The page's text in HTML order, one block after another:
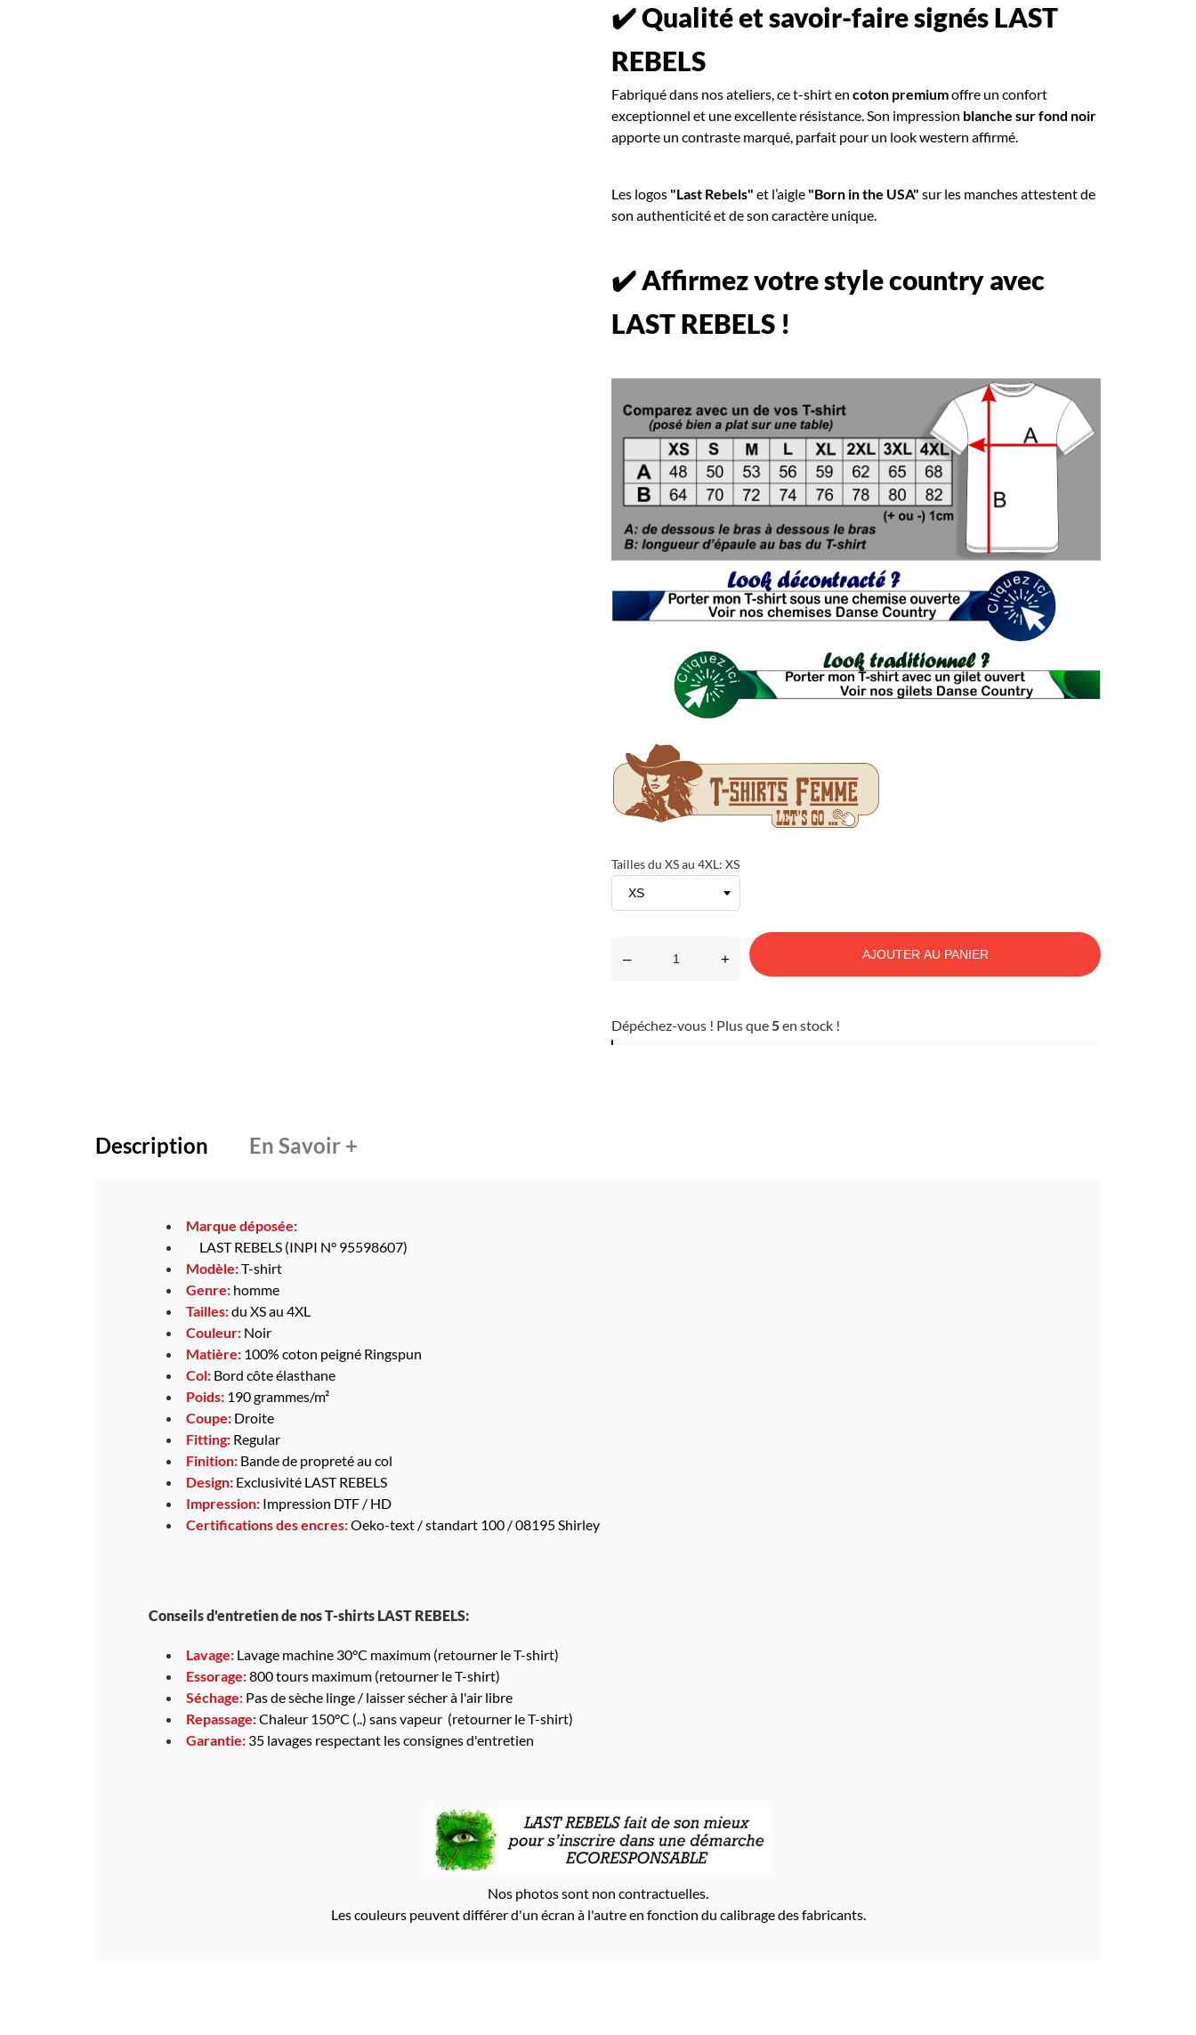
✔️ Qualité et savoir-faire signés LAST
REBELS
Fabriqué dans nos ateliers, ce t-shirt en coton premiumoffre un confort
exceptionnel et une excellente résistance. Son impression blanche sur fond noir
apporte un contraste marqué, parfait pour un look western affirmé.
Les logos "Last Rebels" et l’aigle "Born in the USA" sur les manches attestent de
son authenticité et de son caractère unique.
✔️ Affirmez votre style country avec
LAST REBELS !
Tailles du XS au 4XL: XS
– + AJOUTER AU PANIER
Dépéchez-vous ! Plus que5en stock !
Description En Savoir +
Marque déposée:
LAST REBELS (INPI N° 95598607)
Modèle:T-shirt
Genre: homme
Tailles:du XS au 4XL
Couleur: Noir
Matière: 100% coton peigné Ringspun
Col: Bord côte élasthane
Poids: 190 grammes/m²
Coupe: Droite
Fitting: Regular
Finition: Bande de propreté au col
Design: Exclusivité LAST REBELS
Impression: Impression DTF / HD
Certifications des encres:Oeko-text / standart 100 / 08195 Shirley
Conseils d'entretien de nos T-shirts LAST REBELS:
Lavage: Lavage machine 30°C maximum (retourner le T-shirt)
Essorage:800 tours maximum (retourner le T-shirt)
Séchage: Pas de sèche linge / laisser sécher à l'air libre
Repassage:Chaleur 150°C (..) sans vapeur (retourner le T-shirt)
Garantie: 35 lavages respectant les consignes d'entretien
Nos photos sont non contractuelles.
Les couleurs peuvent différer d'un écran à l'autre en fonction du calibrage des fabricants.